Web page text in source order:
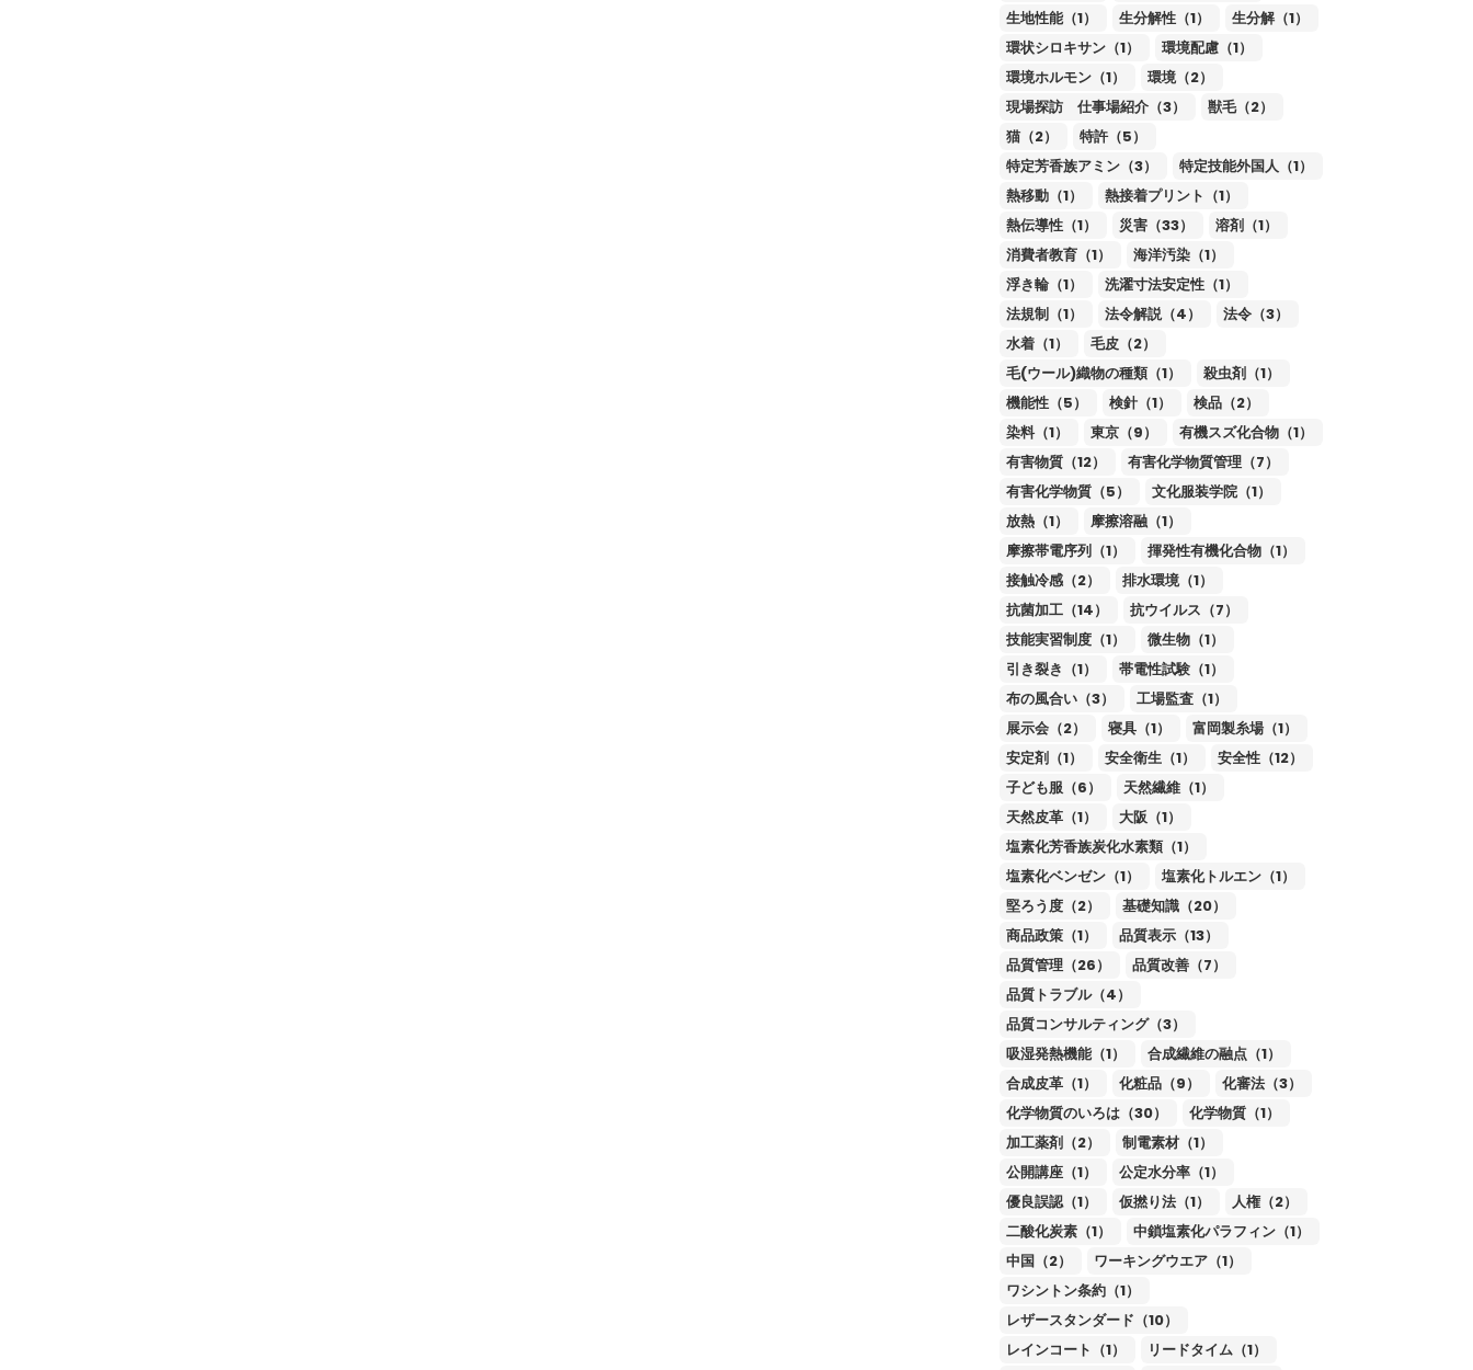
生地性能（1）
生分解性（1）
生分解（1）
環状シロキサン（1）
環境配慮（1）
環境ホルモン（1）
環境（2）
現場探訪 仕事場紹介（3）
獣毛（2）
猫（2）
特許（5）
特定芳香族アミン（3）
特定技能外国人（1）
熱移動（1）
熱接着プリント（1）
熱伝導性（1）
災害（33）
溶剤（1）
消費者教育（1）
海洋汚染（1）
浮き輪（1）
洗濯寸法安定性（1）
法規制（1）
法令解説（4）
法令（3）
水着（1）
毛皮（2）
毛(ウール)織物の種類（1）
殺虫剤（1）
機能性（5）
検針（1）
検品（2）
染料（1）
東京（9）
有機スズ化合物（1）
有害物質（12）
有害化学物質管理（7）
有害化学物質（5）
文化服装学院（1）
放熱（1）
摩擦溶融（1）
摩擦帯電序列（1）
揮発性有機化合物（1）
接触冷感（2）
排水環境（1）
抗菌加工（14）
抗ウイルス（7）
技能実習制度（1）
微生物（1）
引き裂き（1）
帯電性試験（1）
布の風合い（3）
工場監査（1）
展示会（2）
寝具（1）
富岡製糸場（1）
安定剤（1）
安全衛生（1）
安全性（12）
子ども服（6）
天然繊維（1）
天然皮革（1）
大阪（1）
塩素化芳香族炭化水素類（1）
塩素化ベンゼン（1）
塩素化トルエン（1）
堅ろう度（2）
基礎知識（20）
商品政策（1）
品質表示（13）
品質管理（26）
品質改善（7）
品質トラブル（4）
品質コンサルティング（3）
吸湿発熱機能（1）
合成繊維の融点（1）
合成皮革（1）
化粧品（9）
化審法（3）
化学物質のいろは（30）
化学物質（1）
加工薬剤（2）
制電素材（1）
公開講座（1）
公定水分率（1）
優良誤認（1）
仮撚り法（1）
人権（2）
二酸化炭素（1）
中鎖塩素化パラフィン（1）
中国（2）
ワーキングウエア（1）
ワシントン条約（1）
レザースタンダード（10）
レインコート（1）
リードタイム（1）